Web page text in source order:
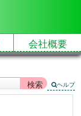
会社概要
ヘルプ